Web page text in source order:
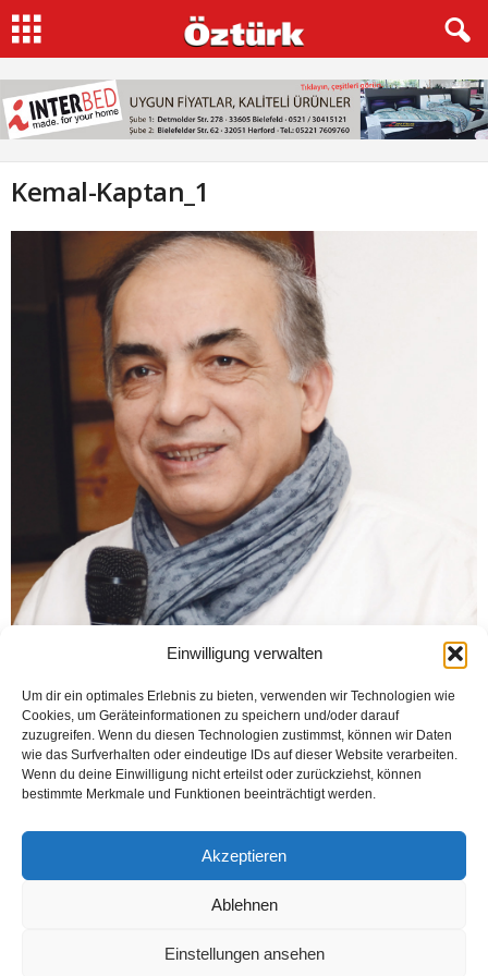
Einwilligung verwalten
Um dir ein optimales Erlebnis zu bieten, verwenden wir Technologien wie
Cookies, um Geräteinformationen zu speichern und/oder darauf
zuzugreifen. Wenn du diesen Technologien zustimmst, können wir Daten
wie das Surfverhalten oder eindeutige IDs auf dieser Website verarbeiten.
Wenn du deine Einwilligung nicht erteilst oder zurückziehst, können
bestimmte Merkmale und Funktionen beeinträchtigt werden.
Akzeptieren
Ablehnen
Einstellungen ansehen
Kemal-Kaptan_1